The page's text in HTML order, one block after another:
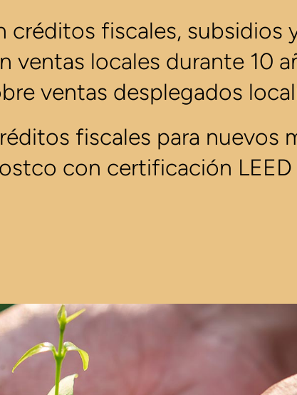
créditos fiscales, subsidios
ventas locales durante 10
ventas desplegados
fiscales para nuevos
con certificación LEED